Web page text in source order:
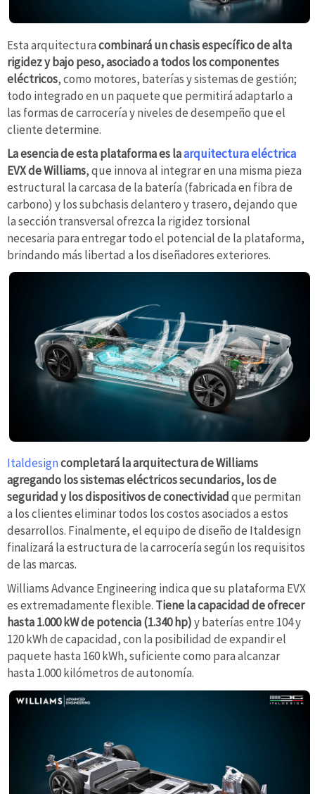
Esta arquitecturacombinará un chasis específico de alta
rigidez y bajo peso, asociado a todos los componentes
eléctricos, como motores, baterías y sistemas de gestión;
todo integrado en un paquete que permitirá adaptarlo a
las formas de carrocería y niveles de desempeño que el
cliente determine.
La esencia de esta plataforma es laarquitectura eléctrica
EVX de Williams, que innova al integrar en una misma pieza
estructural la carcasa de la batería (fabricada en fibra de
carbono) y los subchasis delantero y trasero, dejando que
la sección transversal ofrezca la rigidez torsional
necesaria para entregar todo el potencial de la plataforma,
brindando más libertad a los diseñadores exteriores.
Italdesigncompletará la arquitectura de Williams
agregando los sistemas eléctricos secundarios, los de
seguridad y los dispositivos de conectividadque permitan
a los clientes eliminar todos los costos asociados a estos
desarrollos. Finalmente, el equipo de diseño de Italdesign
finalizará la estructura de la carrocería según los requisitos
de las marcas.
Williams Advance Engineering indica que su plataforma EVX
es extremadamente flexible. Tiene la capacidad de ofrecer
hasta 1.000 kW de potencia (1.340 hp)y baterías entre 104 y
120 kWh de capacidad, con la posibilidad de expandir el
paquete hasta 160 kWh, suficiente como para alcanzar
hasta 1.000 kilómetros de autonomía.